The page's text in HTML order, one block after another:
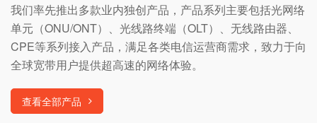
我们率先推出多款业内独创产品，产品系列主要包括光网络
单元（ONU/ONT）、光线路终端（OLT）、无线路由器、
CPE等系列接入产品，满足各类电信运营商需求，致力于向
全球宽带用户提供超高速的网络体验。
查看全部产品